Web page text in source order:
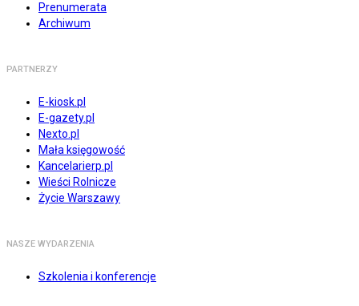
Prenumerata
Archiwum
PARTNERZY
E-kiosk.pl
E-gazety.pl
Nexto.pl
Mała księgowość
Kancelarierp.pl
Wieści Rolnicze
Życie Warszawy
NASZE WYDARZENIA
Szkolenia i konferencje